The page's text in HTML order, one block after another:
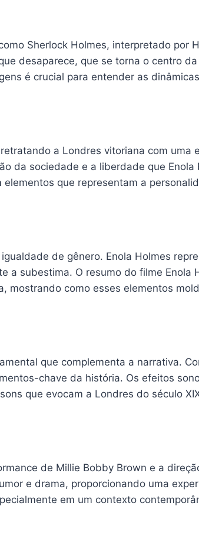
Sherlock Holmes, interpretado por
desaparece, que se torna o centro
é crucial para entender as
a Londres vitoriana com
da sociedade e a liberdade que
que representam a
de gênero. Enola Holmes
a subestima. O resumo do filme Enola
mostrando como esses elementos
que complementa a narrativa.
chave da história. Os efeitos
que evocam a Londres do século
de Millie Bobby Brown e a
e drama, proporcionando uma
em um contexto